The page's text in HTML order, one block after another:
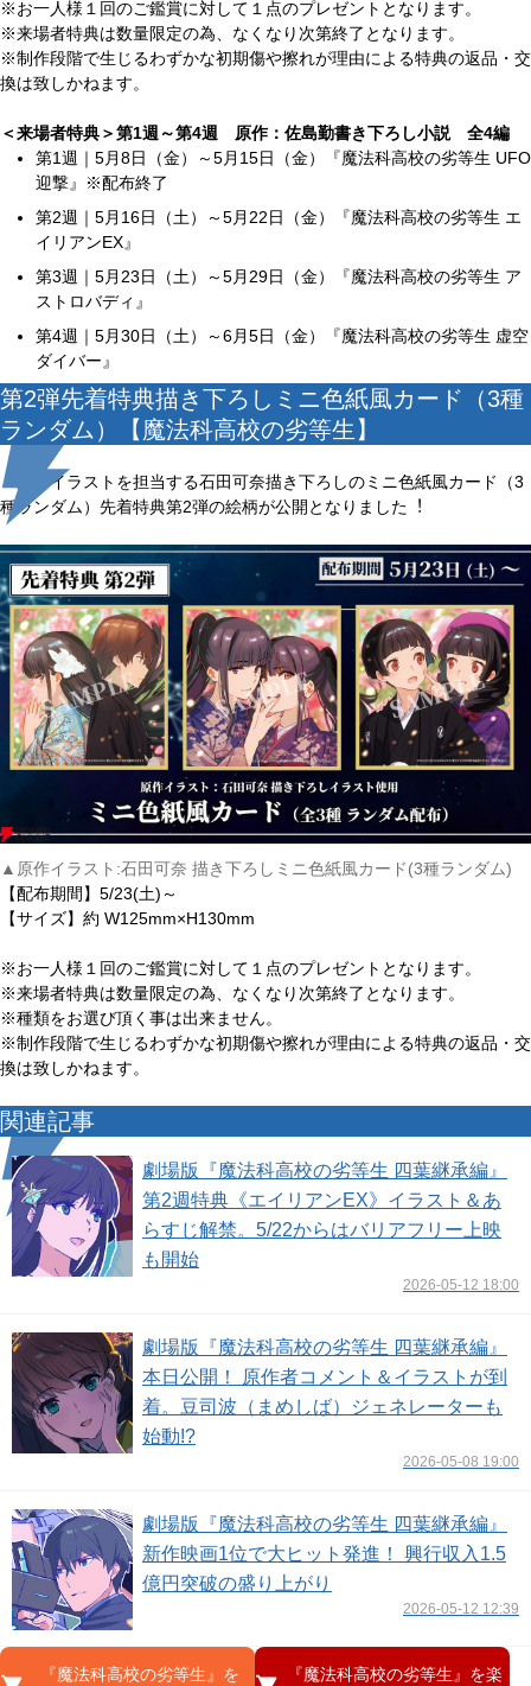
※お⼀⼈様１回のご鑑賞に対して１点のプレゼントとなります。
※来場者特典は数量限定の為、なくなり次第終了となります。
※制作段階で⽣じるわずかな初期傷や擦れが理由による特典の返品・交
換は致しかねます。
＜来場者特典＞第1週～第4週 原作：佐島勤書き下ろし⼩説 全4編
第1週｜5月8日（金）～5月15日（金）『魔法科高校の劣等生 UFO
迎撃』※配布終了
第2週｜5月16日（土）～5月22日（金）『魔法科高校の劣等生 エ
イリアンEX』
第3週｜5月23日（土）～5月29日（金）『魔法科高校の劣等生 ア
ストロバディ』
第4週｜5月30日（土）～6月5日（金）『魔法科高校の劣等生 虚空
ダイバー』
第2弾先着特典描き下ろしミニ⾊紙⾵カード（3種
ランダム）【魔法科高校の劣等生】
原作イラストを担当する⽯⽥可奈描き下ろしのミニ色紙風カード（3
種ランダム）先着特典第2弾の絵柄が公開となりました︕
▲原作イラスト:石田可奈 描き下ろしミニ⾊紙⾵カード(3種ランダム)
【配布期間】5/23(土)～
【サイズ】約 W125mm×H130mm
※お⼀⼈様１回のご鑑賞に対して１点のプレゼントとなります。
※来場者特典は数量限定の為、なくなり次第終了となります。
※種類をお選び頂く事は出来ません。
※制作段階で⽣じるわずかな初期傷や擦れが理由による特典の返品・交
換は致しかねます。
関連記事
劇場版『魔法科高校の劣等生 四葉継承編』
第2週特典《エイリアンEX》イラスト＆あ
らすじ解禁。5/22からはバリアフリー上映
も開始
2026-05-12 18:00
劇場版『魔法科高校の劣等生 四葉継承編』
本⽇公開！ 原作者コメント＆イラストが到
着。⾖司波（まめしば）ジェネレーターも
始動!?
2026-05-08 19:00
劇場版『魔法科高校の劣等生 四葉継承編』
新作映画1位で大ヒット発進！ 興行収入1.5
億円突破の盛り上がり
2026-05-12 12:39
『魔法科高校の劣等生』を 『魔法科高校の劣等生』を楽